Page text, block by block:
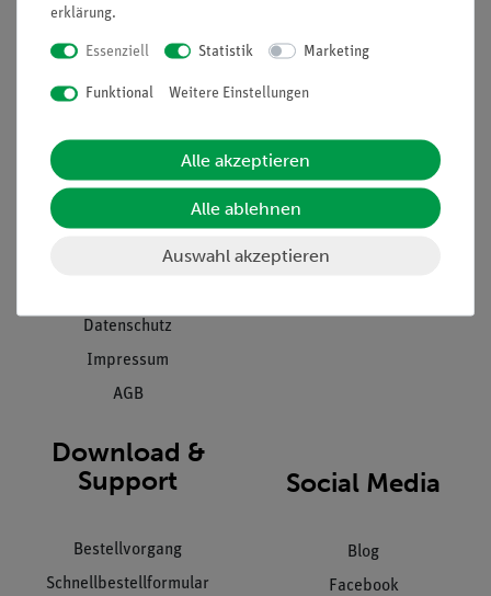
Informationen
Projekte und Lösungen
Presse
Stellenangebote
Datenschutz
Impressum
AGB
Service
Beratung & Showroom
Inventarisierungs- &
Inbetriebnahme & Schulungen
Download &
Support
Bestellvorgang
Schnellbestellformular
Social Media
Blog
Facebook
erklärung.
Essenziell Statistik Marketing
Funktional Weitere Einstellungen
Alle akzeptieren
Alle ablehnen
Auswahl akzeptieren